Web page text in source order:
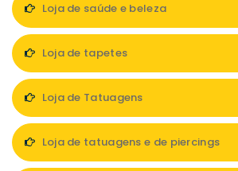
Loja de saúde e beleza
Loja de tapetes
Loja de Tatuagens
Loja de tatuagens e de piercings